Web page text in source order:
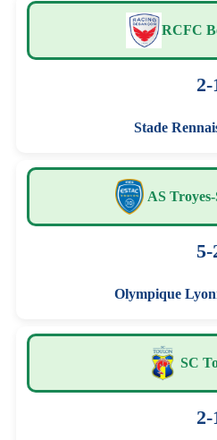
RCFC
2-
Stade
AS
5-
Olympique
SC
2-